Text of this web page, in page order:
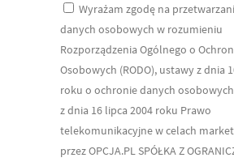
Wyrażam zgodę na
danych osobowych w rozumieniu
Rozporządzenia Ogólnego o
Osobowych (RODO), ustawy z dnia
roku o ochronie danych
z dnia 16 lipca 2004 roku Prawo
telekomunikacyjne w celach
przez OPCJA.PL SPÓŁKA Z